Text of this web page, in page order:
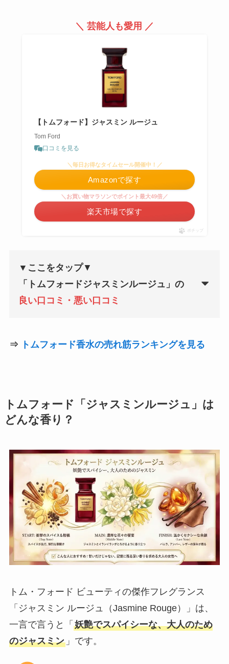
＼ 芸能人も愛用 ／
【トムフォード】ジャスミン ルージュ
Tom Ford
口コミを見る
＼毎日お得なタイムセール開催中！／
Amazonで探す
＼お買い物マラソンでポイント最大49倍／
楽天市場で探す
ポチップ
▼ここをタップ▼
「
トムフォードジャスミンルージュ 」の
良い口コミ・悪い口コミ
⇒ トムフォード香水の売れ筋ランキングを見る
トムフォード「ジャスミンルージュ」は
どんな香り？
トム・フォード ビューティの傑作フレグランス
「ジャスミン ルージュ（Jasmine Rouge）」は、
一言で言うと「 妖艶でスパイシーな、大人のため
のジャスミン」です。